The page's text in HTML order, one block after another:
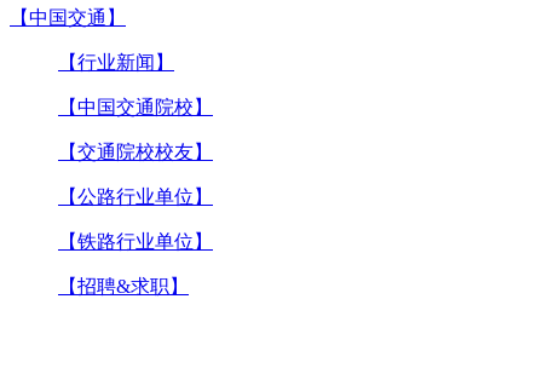
【中国交通】
【行业新闻】
【中国交通院校】
【交通院校校友】
【公路行业单位】
【铁路行业单位】
【招聘&求职】